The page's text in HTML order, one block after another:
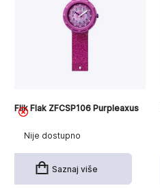
Nije dostupno
Flik Flak ZFCSP106 Purpleaxus
Saznaj više